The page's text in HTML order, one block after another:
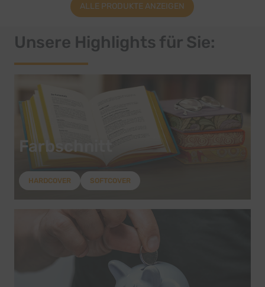
ALLE PRODUKTE ANZEIGEN
Unsere Highlights für Sie:
Farbschnitt
HARDCOVER SOFTCOVER